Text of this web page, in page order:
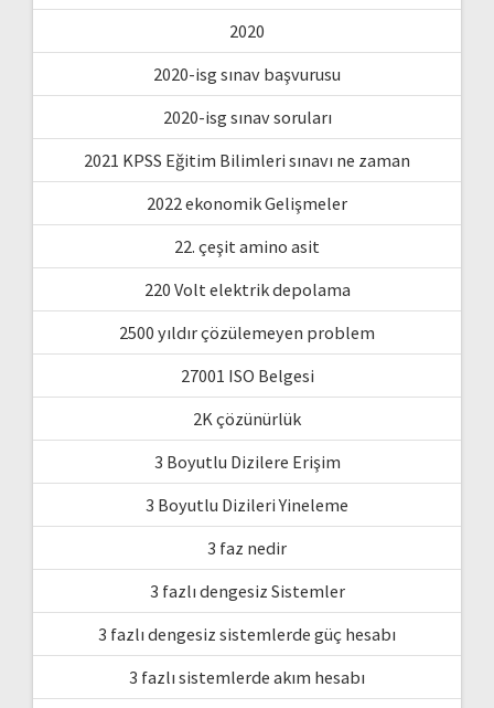
2020
2020-isg sınav başvurusu
2020-isg sınav soruları
2021 KPSS Eğitim Bilimleri sınavı ne zaman
2022 ekonomik Gelişmeler
22. çeşit amino asit
220 Volt elektrik depolama
2500 yıldır çözülemeyen problem
27001 ISO Belgesi
2K çözünürlük
3 Boyutlu Dizilere Erişim
3 Boyutlu Dizileri Yineleme
3 faz nedir
3 fazlı dengesiz Sistemler
3 fazlı dengesiz sistemlerde güç hesabı
3 fazlı sistemlerde akım hesabı